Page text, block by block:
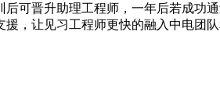
可晋升助理工程师，一年后若成功
，让见习工程师更快的融入中电团队